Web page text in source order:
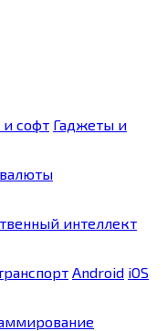
софт Гаджеты и
интеллект
Android iOS